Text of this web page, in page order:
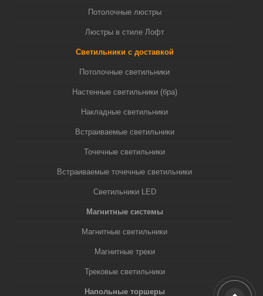
Потолочные люстры
Люстры в стиле Лофт
Светильники с доставкой
Потолочные светильники
Настенные светильники (бра)
Накладные светильники
Встраиваемые светильники
Точечные светильники
Встраиваемые точечные светильники
Светильники LED
Магнитные системы
Магнитные светильники
Магнитные треки
Трековые светильники
Напольные торшеры